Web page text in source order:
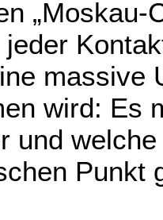
„Moskau-
massive
wird: Es
und
Punkt